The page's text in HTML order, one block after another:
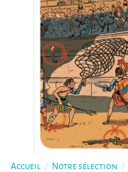
Accueil / Notre sélection /